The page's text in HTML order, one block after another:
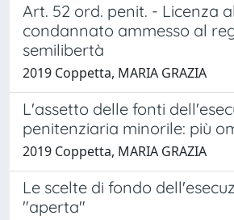
Art. 52 ord. penit. - Licenza al
condannato ammesso al
semilibertà
2019 Coppetta, MARIA GRAZIA
L'assetto delle fonti
penitenziaria minorile: più
2019 Coppetta, MARIA GRAZIA
Le scelte di fondo
"aperta"